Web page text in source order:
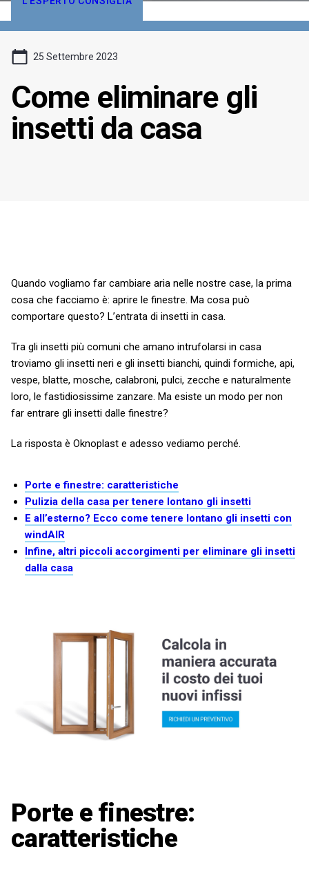
25 Settembre 2023
Come eliminare gli
insetti da casa
Quando vogliamo far cambiare aria nelle nostre case, la prima
cosa che facciamo è: aprire le finestre. Ma cosa può
comportare questo? L’entrata di insetti in casa.
Tra gli insetti più comuni che amano intrufolarsi in casa
troviamo gli insetti neri e gli insetti bianchi, quindi formiche, api,
vespe, blatte, mosche, calabroni, pulci, zecche e naturalmente
loro, le fastidiosissime zanzare. Ma esiste un modo per non
far entrare gli insetti dalle finestre?
La risposta è Oknoplast e adesso vediamo perché.
Porte e finestre: caratteristiche
Pulizia della casa per tenere lontano gli insetti
E all’esterno? Ecco come tenere lontano gli insetti con
windAIR
Infine, altri piccoli accorgimenti per eliminare gli insetti
dalla casa
Porte e finestre:
caratteristiche